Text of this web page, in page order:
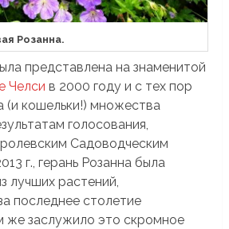
Розанна.
представлена на знаменитой
Челси в 2000 году и с тех пор
(и кошельки!) множества
голосования,
Садоводческим
г., герань Розанна была
лучших растений,
последнее столетие
же заслужило это скромное